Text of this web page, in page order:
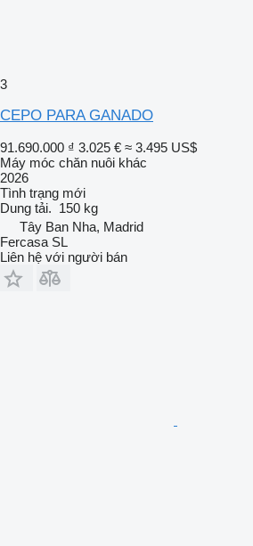
3
CEPO PARA GANADO
91.690.000 ₫ 3.025 € ≈ 3.495 US$
Máy móc chăn nuôi khác
2026
Tình trạng mới
Dung tải. 150 kg
Tây Ban Nha, Madrid
Fercasa SL
Liên hệ với người bán